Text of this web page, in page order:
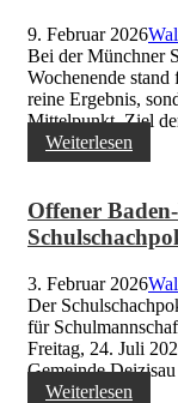
9. Februar 2026
Bei der Münchner
Wochenende
reine Ergebnis,
Mittelpunkt. Ziel
Weiterlesen
Offener
3. Februar 2026
Der
für
Freitag, 24. Juli
Gemeinde
Weiterlesen